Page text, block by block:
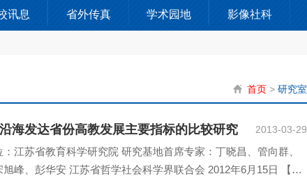
讯息 省外传真 学术园地 影像社科
首页> 研究室
2013-03-29
海发达省份高教发展主要指标的比较研究
江苏省教育科学研究院 研究基地首席专家：丁晓昌、管向群、
峰、彭华安 江苏省哲学社会科学界联合会 2012年6月15日 【内